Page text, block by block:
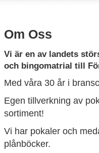
Om Oss
Vi är en av landets
och bingomatrial till
Med våra 30 år i
Egen tillverkning av
sortiment!
Vi har pokaler och
plånböcker.